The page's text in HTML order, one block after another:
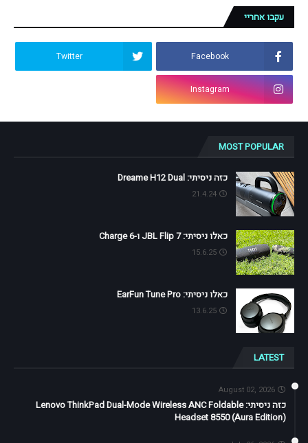
עקבו אחריי
Facebook
Twitter
Instagram
MOST POPULAR
כזה ניסיתי: Dreame H12 Dual
21.4.24
כאלו ניסיתי: JBL Flip 7 ו-Charge 6
15.6.25
כאלו ניסיתי: EarFun Tune Pro
13.6.25
LATEST
August 02, 2026
כזה ניסיתי: Lenovo ThinkPad Dual-Mode Wireless ANC Foldable
Headset 8550 (Aura Edition)